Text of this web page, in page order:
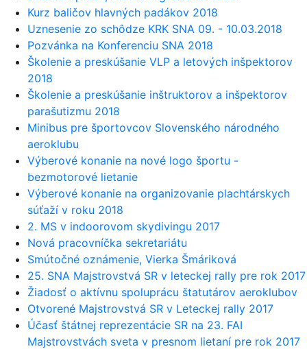
Kurz baličov hlavných padákov 2018
Uznesenie zo schôdze KRK SNA 09. - 10.03.2018
Pozvánka na Konferenciu SNA 2018
Školenie a preskúšanie VLP a letových inšpektorov
2018
Školenie a preskúšanie inštruktorov a inšpektorov
parašutizmu 2018
Minibus pre športovcov Slovenského národného
aeroklubu
Výberové konanie na nové logo športu -
bezmotorové lietanie
Výberové konanie na organizovanie plachtárskych
súťaží v roku 2018
2. MS v indoorovom skydivingu 2017
Nová pracovníčka sekretariátu
Smútočné oznámenie, Vierka Šmáriková
25. SNA Majstrovstvá SR v leteckej rally pre rok 2017
Žiadosť o aktívnu spoluprácu štatutárov aeroklubov
Otvorené Majstrovstvá SR v Leteckej rally 2017
Účasť štátnej reprezentácie SR na 23. FAI
Majstrovstvách sveta v presnom lietaní pre rok 2017